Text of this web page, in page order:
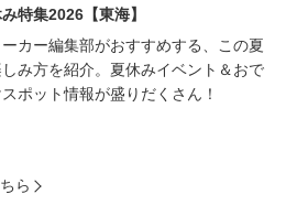
特集2026【東海】
カー編集部がおすすめする、この夏
み方を紹介。夏休みイベント＆おで
ポット情報が盛りだくさん！
ら